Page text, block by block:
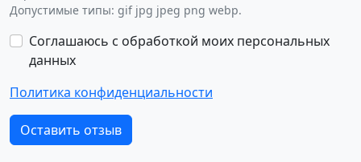
Допустимые типы: gif jpg jpeg png webp.
Соглашаюсь с обработкой моих персональных
данных
Политика конфиденциальности
Оставить отзыв